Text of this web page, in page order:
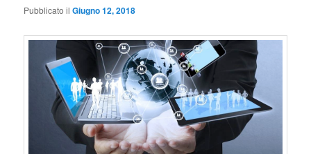
Pubblicato ilGiugno 12, 2018